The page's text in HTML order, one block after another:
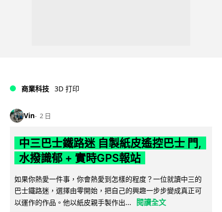
商業科技 3D 打印
Vin 2 日
中三巴士鐵路迷 自製紙皮遙控巴士 門,
水撥識郁 + 實時GPS報站
如果你熱愛一件事，你會熱愛到怎樣的程度？一位就讀中三的
巴士鐵路迷，選擇由零開始，把自己的興趣一步步變成真正可
以運作的作品。他以紙皮親手製作出...
閱讀全文